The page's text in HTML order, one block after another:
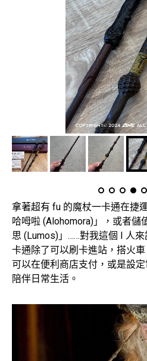
拿著超有 fu 的魔杖一卡通在捷
哈呣啦 (Alohomora)」，或者儲
思 (Lumos)」……對我這個 I 人
卡通除了可以刷卡進站，搭火
可以在便利商店支付，或是設
陪伴日常生活。